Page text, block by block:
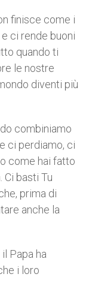
finisce come i
ci rende buoni
quando ti
le nostre
diventi più
combiniamo
ci perdiamo, ci
come hai fatto
Ci basti Tu
prima di
anche la
Papa ha
i loro